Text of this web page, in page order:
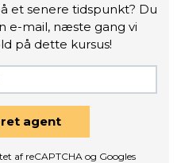
et senere tidspunkt? Du
e-mail, næste gang vi
på dette kursus!
agent
af reCAPTCHA og Googles